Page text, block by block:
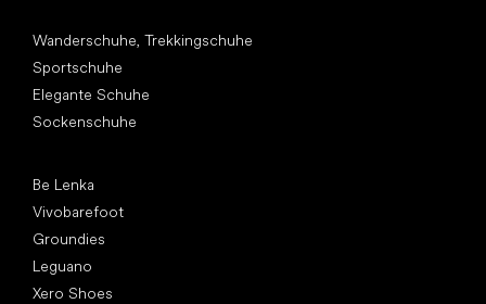
Wanderschuhe, Trekkingschuhe
Sportschuhe
Elegante Schuhe
Sockenschuhe
Be Lenka
Vivobarefoot
Groundies
Leguano
Xero Shoes